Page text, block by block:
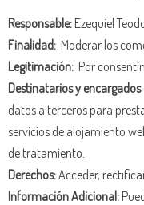
Responsable:Ezequiel
Finalidad: Moderar los
Legitimación: Por
Destinatarios y
datos a terceros para
servicios de alojamiento
de tratamiento.
Derechos:Acceder,
Información Adicional: